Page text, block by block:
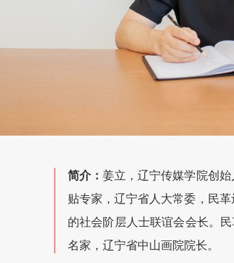
简介 ：姜立，辽宁传媒学院创
贴专家，辽宁省人大常委，民
的社会阶层人士联谊会会长。
名家，辽宁省中山画院院长。